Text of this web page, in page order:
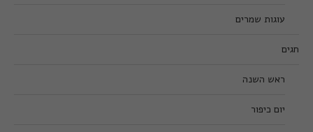
עוגות שמרים
חגים
ראש השנה
יום כיפור